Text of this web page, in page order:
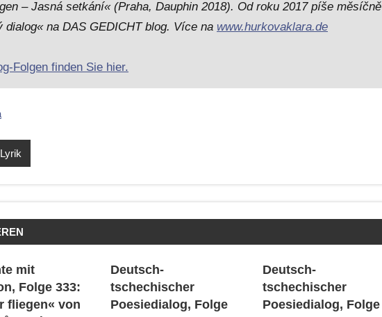
– Jasná setkání« (Praha, Dauphin 2018). Od roku 2017 píše měsíčně
na DAS GEDICHT blog. Více na www.hurkovaklara.de
Folgen finden Sie hier.
Lyrik
mit
Folge 333:
fliegen« von
Deutsch-
tschechischer
Poesiedialog, Folge
Deutsch-
tschechischer
Poesiedialog, Folge